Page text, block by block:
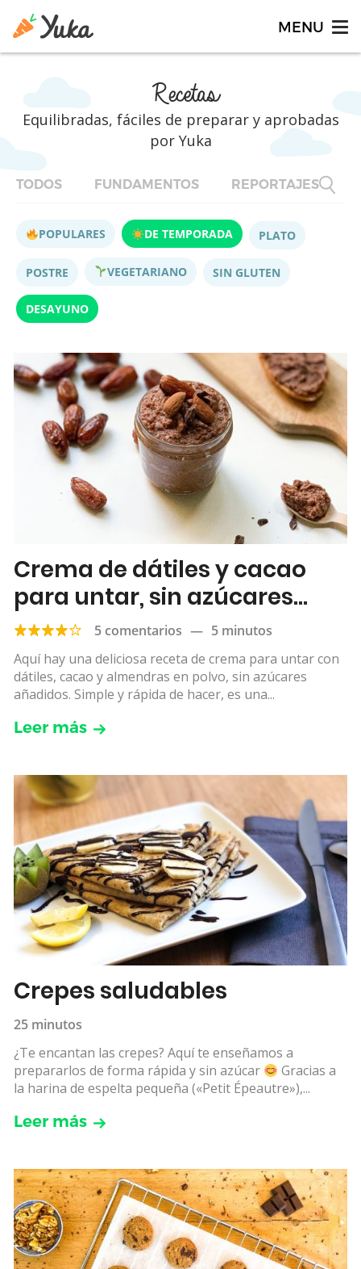
Recetas
Equilibradas, fáciles de preparar y aprobadas
por Yuka
TODOS FUNDAMENTOS REPORTAJES
POPULARES DE TEMPORADA PLATO
POSTRE VEGETARIANO SIN GLUTEN
DESAYUNO
Crema de dátiles y cacao
para untar, sin azúcares
añadidos5 comentarios — 5 minutos
Aquí hay una deliciosa receta de crema para untar con
dátiles, cacao y almendras en polvo, sin azúcares
añadidos. Simple y rápida de hacer, es una...
Leer más
Crepes saludables
25 minutos
¿Te encantan las crepes? Aquí te enseñamos a
prepararlos de forma rápida y sin azúcar
Gracias a
la harina de espelta pequeña («Petit Épeautre»),...
Leer más